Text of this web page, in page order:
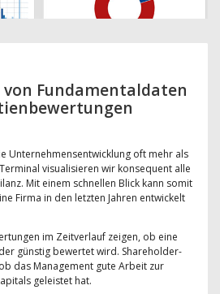
Fundamentaldaten
Unternehmensentwicklung oft mehr als
visualisieren wir konsequent alle
Mit einem schnellen Blick kann somit
Firma in den letzten Jahren entwickelt
im Zeitverlauf zeigen, ob eine
günstig bewertet wird. Shareholder-
das Management gute Arbeit zur
geleistet hat.